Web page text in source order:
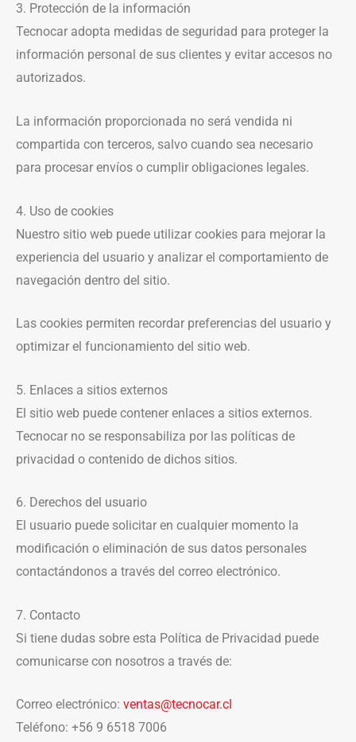
3. Protección de la información
Tecnocar adopta medidas de seguridad para proteger la
información personal de sus clientes y evitar accesos no
autorizados.
La información proporcionada no será vendida ni
compartida con terceros, salvo cuando sea necesario
para procesar envíos o cumplir obligaciones legales.
4. Uso de cookies
Nuestro sitio web puede utilizar cookies para mejorar la
experiencia del usuario y analizar el comportamiento de
navegación dentro del sitio.
Las cookies permiten recordar preferencias del usuario y
optimizar el funcionamiento del sitio web.
5. Enlaces a sitios externos
El sitio web puede contener enlaces a sitios externos.
Tecnocar no se responsabiliza por las políticas de
privacidad o contenido de dichos sitios.
6. Derechos del usuario
El usuario puede solicitar en cualquier momento la
modificación o eliminación de sus datos personales
contactándonos a través del correo electrónico.
7. Contacto
Si tiene dudas sobre esta Política de Privacidad puede
comunicarse con nosotros a través de:
Correo electrónico: ventas@tecnocar.cl
Teléfono: +56 9 6518 7006